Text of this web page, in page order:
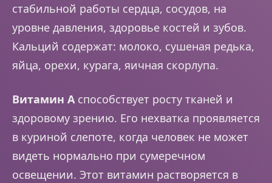
стабильной работы сердца, сосудов, на
уровне давления, здоровье костей и зубов.
Кальций содержат: молоко, сушеная редька,
яйца, орехи, курага, яичная скорлупа.
Витамин A способствует росту тканей и
здоровому зрению. Его нехватка проявляется
в куриной слепоте, когда человек не может
видеть нормально при сумеречном
освещении. Этот витамин растворяется в